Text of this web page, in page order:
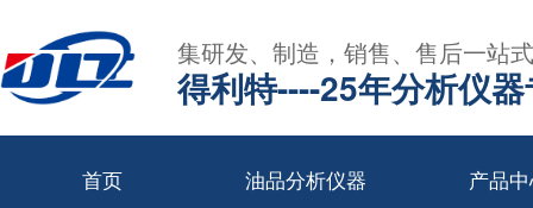
集研发、制造，销售、售后一站
得利特----25年分析仪
首页 油品分析仪器 产品